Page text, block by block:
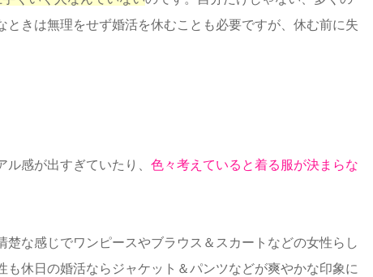
きは無理をせず婚活を休むことも必要ですが、休む前に失
感が出すぎていたり、 色々考えていると着る服が決まらな
な感じでワンピースやブラウス＆スカートなどの女性らし
休日の婚活ならジャケット＆パンツなどが爽やかな印象に